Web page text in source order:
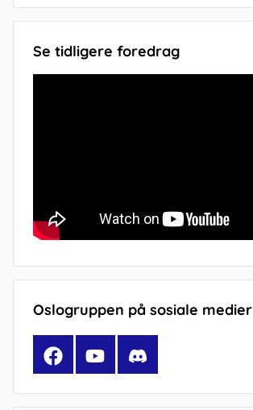
Se tidligere foredrag
Oslogruppen på sosiale medier
FacebookYouTubeDiscord